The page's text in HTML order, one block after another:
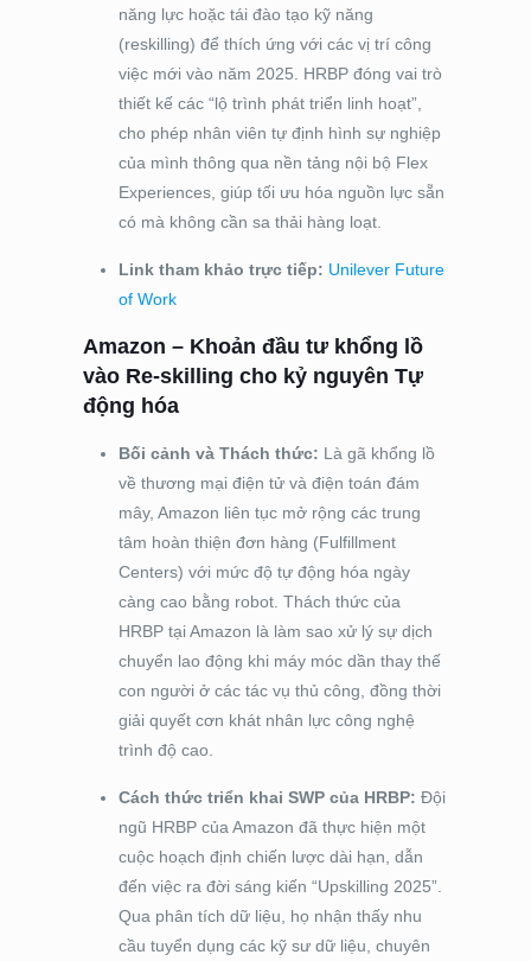
năng lực hoặc tái đào tạo kỹ năng
(reskilling) để thích ứng với các vị trí công
việc mới vào năm 2025. HRBP đóng vai trò
thiết kế các “lộ trình phát triển linh hoạt”,
cho phép nhân viên tự định hình sự nghiệp
của mình thông qua nền tảng nội bộ Flex
Experiences, giúp tối ưu hóa nguồn lực sẵn
có mà không cần sa thải hàng loạt.
Link tham khảo trực tiếp: Unilever Future
of Work
Amazon – Khoản đầu tư khổng lồ
vào Re-skilling cho kỷ nguyên Tự
động hóa
Bối cảnh và Thách thức: Là gã khổng lồ
về thương mại điện tử và điện toán đám
mây, Amazon liên tục mở rộng các trung
tâm hoàn thiện đơn hàng (Fulfillment
Centers) với mức độ tự động hóa ngày
càng cao bằng robot. Thách thức của
HRBP tại Amazon là làm sao xử lý sự dịch
chuyển lao động khi máy móc dần thay thế
con người ở các tác vụ thủ công, đồng thời
giải quyết cơn khát nhân lực công nghệ
trình độ cao.
Cách thức triển khai SWP của HRBP: Đội
ngũ HRBP của Amazon đã thực hiện một
cuộc hoạch định chiến lược dài hạn, dẫn
đến việc ra đời sáng kiến “Upskilling 2025”.
Qua phân tích dữ liệu, họ nhận thấy nhu
cầu tuyển dụng các kỹ sư dữ liệu, chuyên